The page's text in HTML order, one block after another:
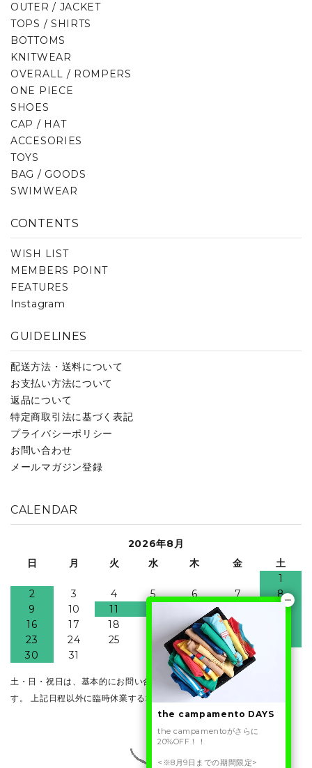
OUTER / JACKET
TOPS / SHIRTS
BOTTOMS
KNITWEAR
OVERALL / ROMPERS
ONE PIECE
SHOES
CAP / HAT
ACCESORIES
TOYS
BAG / GOODS
SWIMWEAR
CONTENTS
WISH LIST
MEMBERS POINT
FEATURES
Instagram
GUIDELINES
配送方法・送料について
お支払い方法について
返品について
特定商取引法に基づく表記
プライバシーポリシー
お問い合わせ
メールマガジン登録
CALENDAR
2026年8月
日
月 火 水 木 金
土
1
2
3 4 5 6 7
8
9
10 11
15
16
17 18 20 21
23
24 25 26 27 28
30
31
土・日・祝日は、基本的にお問い合わせ・発送業務はお休みとなりま
す。 上記日程以外に臨時休業する場合がございます。
the campamento DAYS
the campamentoがさらに
20%OFF！！
<※8月9日までの期間限定>